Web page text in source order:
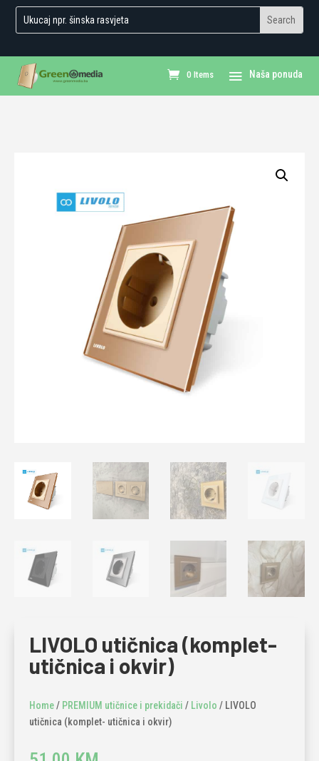
0 Items
LIVOLO utičnica (komplet-
utičnica i okvir)
Home/ PREMIUM utičnice i prekidači / Livolo / LIVOLO
utičnica (komplet- utičnica i okvir)